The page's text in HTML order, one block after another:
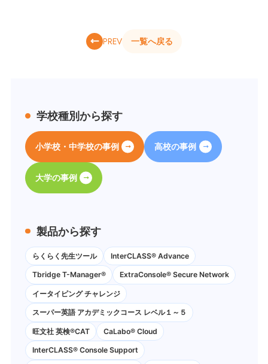
PREV 一覧へ戻る
学校種別から探す
小学校・中学校の事例 高校の事例
大学の事例
製品から探す
らくらく先生ツール InterCLASS® Advance
Tbridge T-Manager® ExtraConsole® Secure Network
イータイピング チャレンジ
スーパー英語 アカデミックコース レベル１～５
旺文社 英検®CAT CaLabo®︎ Cloud
InterCLASS®︎ Console Support